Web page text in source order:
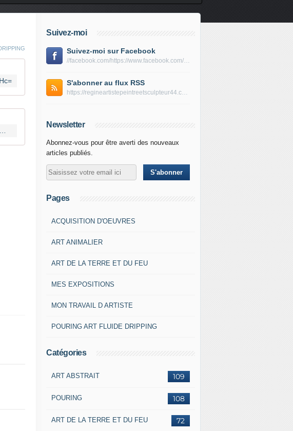
Suivez-moi
Suivez-moi sur Facebook
//facebook.com/https://www.facebook.com/peltierregine
S'abonner au flux RSS
https://regineartistepeintreetsculpteur44.com/rss
Newsletter
Abonnez-vous pour être averti des nouveaux
articles publiés.
Pages
ACQUISITION D'OEUVRES
ART ANIMALIER
ART DE LA TERRE ET DU FEU
MES EXPOSITIONS
MON TRAVAIL D ARTISTE
POURING ART FLUIDE DRIPPING
Catégories
109
ART ABSTRAIT
108
POURING
72
ART DE LA TERRE ET DU FEU